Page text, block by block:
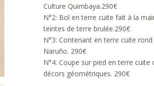
Culture Quimbaya.290€
N°2: Bol en terre cuite fait à la
teintes de terre brulée.290€
N°3: Contenant en terre cuite
Naruño. 290€
N°4: Coupe sur pied en terre
décors géométriques. 290€